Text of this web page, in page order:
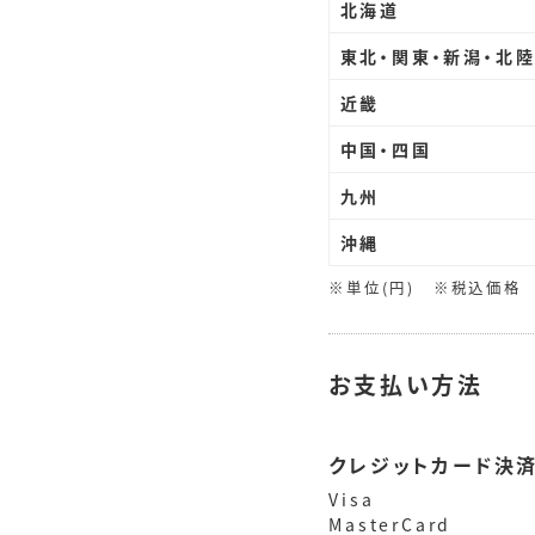
北海道
東北・関東・新潟・北
近畿
中国・四国
九州
沖縄
※単位(円) ※税込価
お支払い方法
クレジットカード決
Visa
MasterCard